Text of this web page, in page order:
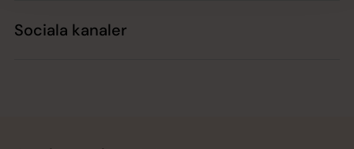
Sociala kanaler